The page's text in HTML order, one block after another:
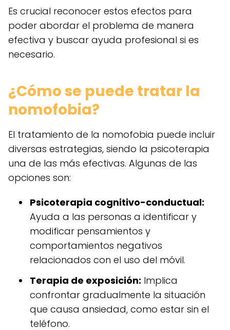
Es crucial reconocer estos efectos para
poder abordar el problema de manera
efectiva y buscar ayuda profesional si es
necesario.
¿Cómo se puede tratar la
nomofobia?
El tratamiento de la nomofobia puede incluir
diversas estrategias, siendo la psicoterapia
una de las más efectivas. Algunas de las
opciones son:
Psicoterapia cognitivo-conductual:
Ayuda a las personas a identificar y
modificar pensamientos y
comportamientos negativos
relacionados con el uso del móvil.
Terapia de exposición: Implica
confrontar gradualmente la situación
que causa ansiedad, como estar sin el
teléfono.